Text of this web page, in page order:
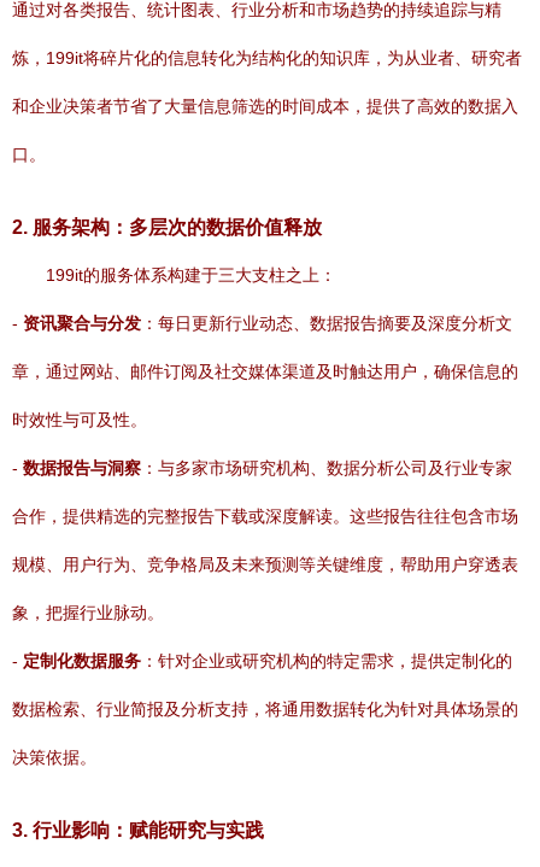
通过对各类报告、统计图表、行业分析和市场趋势的持续追踪与精
炼，199it将碎片化的信息转化为结构化的知识库，为从业者、研究者
和企业决策者节省了大量信息筛选的时间成本，提供了高效的数据入
口。
2. 服务架构：多层次的数据价值释放
199it的服务体系构建于三大支柱之上：
- 资讯聚合与分发 ：每日更新行业动态、数据报告摘要及深度分析文
章，通过网站、邮件订阅及社交媒体渠道及时触达用户，确保信息的
时效性与可及性。
- 数据报告与洞察 ：与多家市场研究机构、数据分析公司及行业专家
合作，提供精选的完整报告下载或深度解读。这些报告往往包含市场
规模、用户行为、竞争格局及未来预测等关键维度，帮助用户穿透表
象，把握行业脉动。
- 定制化数据服务 ：针对企业或研究机构的特定需求，提供定制化的
数据检索、行业简报及分析支持，将通用数据转化为针对具体场景的
决策依据。
3. 行业影响：赋能研究与实践